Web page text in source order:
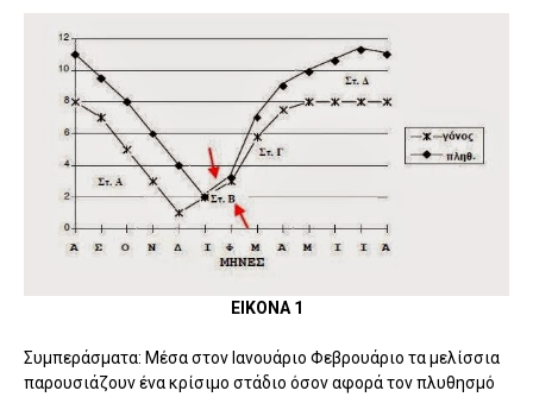
ΕΙΚΟΝΑ 1
Συμπεράσματα: Μέσα στον Ιανουάριο Φεβρουάριο τα μελίσσια
παρουσιάζουν ένα κρίσιμο στάδιο όσον αφορά τον πλυθησμό